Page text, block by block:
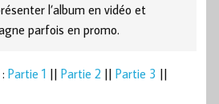
l’album en vidéo et
parfois en promo.
: Partie 1 || Partie 2 || Partie 3 ||